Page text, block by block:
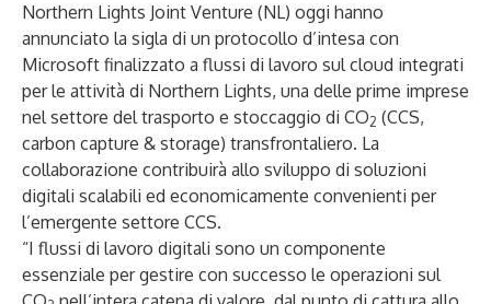
Northern Lights Joint Venture (NL) oggi hanno
annunciato la sigla di un protocollo d’intesa con
Microsoft finalizzato a flussi di lavoro sul cloud integrati
per le attività di Northern Lights, una delle prime imprese
nel settore del trasporto e stoccaggio di CO2 (CCS,
carbon capture & storage) transfrontaliero. La
collaborazione contribuirà allo sviluppo di soluzioni
digitali scalabili ed economicamente convenienti per
l’emergente settore CCS.
“I flussi di lavoro digitali sono un componente
essenziale per gestire con successo le operazioni sul